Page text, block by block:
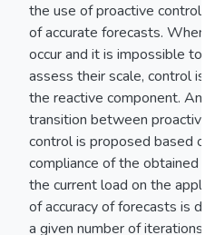
the use of proactive control
of accurate forecasts. When
occur and it is impossible to
assess their scale, control is
the reactive component. An
transition between proactive
control is proposed based
compliance of the obtained
the current load on the
of accuracy of forecasts is
a given number of iterations.